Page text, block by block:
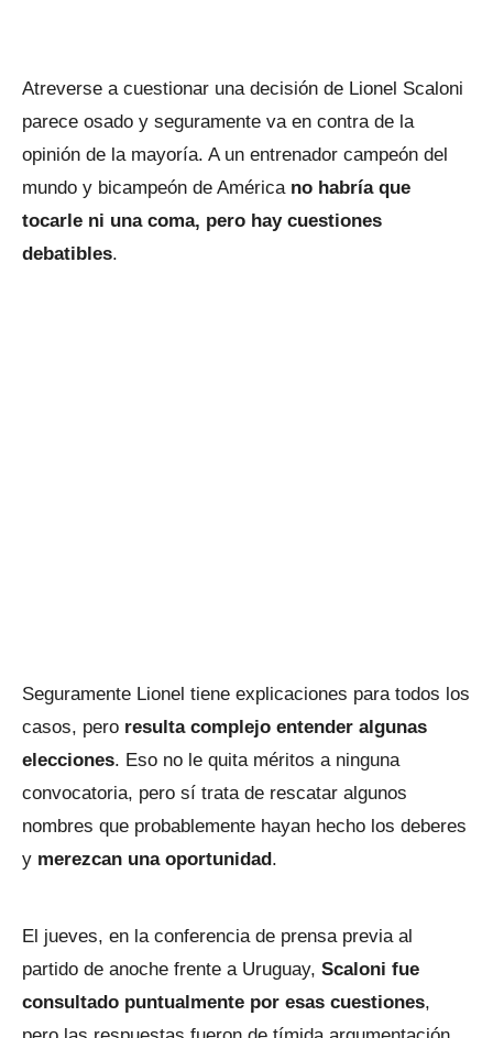
Atreverse a cuestionar una decisión de Lionel Scaloni
parece osado y seguramente va en contra de la
opinión de la mayoría. A un entrenador campeón del
mundo y bicampeón de América no habría que
tocarle ni una coma, pero hay cuestiones
debatibles.
Seguramente Lionel tiene explicaciones para todos los
casos, pero resulta complejo entender algunas
elecciones. Eso no le quita méritos a ninguna
convocatoria, pero sí trata de rescatar algunos
nombres que probablemente hayan hecho los deberes
y merezcan una oportunidad.
El jueves, en la conferencia de prensa previa al
partido de anoche frente a Uruguay, Scaloni fue
consultado puntualmente por esas cuestiones,